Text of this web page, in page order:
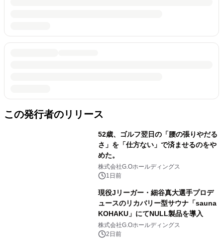
この発行者のリリース
52歳、ゴルフ翌日の「腰の張りやだる
さ」を「仕方ない」で済ませるのをや
めた。
株式会社G.Oホールディングス
1日前
現役Jリーガー・細谷真大選手プロデ
ュースのリカバリー型サウナ「sauna
KOHAKU」にてNULL製品を導入
株式会社G.Oホールディングス
2日前